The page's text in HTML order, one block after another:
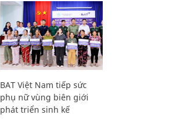
BAT Việt Nam tiếp sức
phụ nữ vùng biên giới
phát triển sinh kế